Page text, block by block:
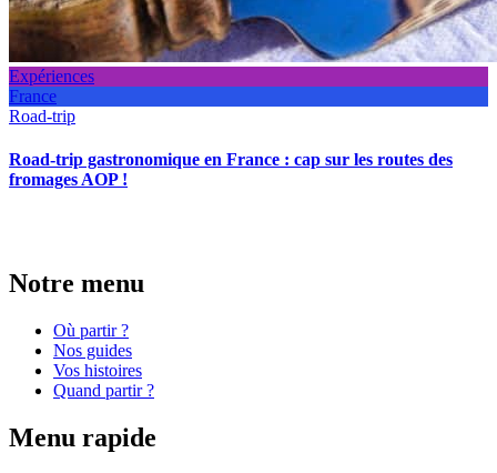
Expériences
France
Road-trip
Road-trip gastronomique en France : cap sur les routes des
fromages AOP !
Notre menu
Où partir ?
Nos guides
Vos histoires
Quand partir ?
Menu rapide